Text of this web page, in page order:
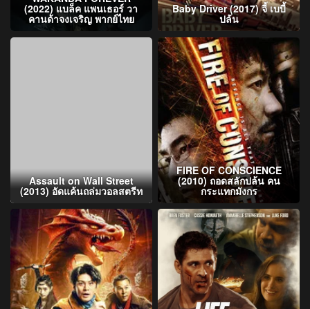
(2022) แบล็ค แพนเธอร์ วา
คานด้าจงเจริญ พากย์ไทย
Baby Driver (2017) จี้ เบบี้
ปล้น
Assault on Wall Street
(2013) อัดแค้นถล่มวอลสตรีท
FIRE OF CONSCIENCE
(2010) ถอดสลักปล้น คน
กระแทกมังกร